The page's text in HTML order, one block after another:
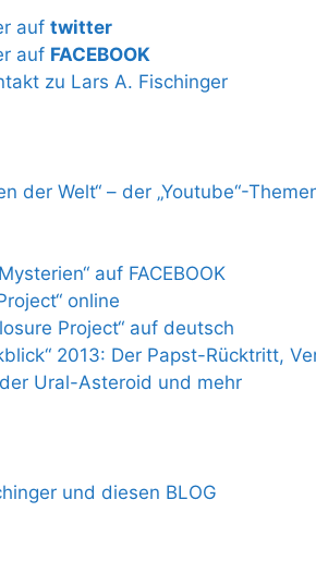
auf twitter
auf FACEBOOK
zu Lars A. Fischinger
der Welt“ – der „Youtube“-
auf FACEBOOK
online
Project“ auf deutsch
2013: Der Papst-Rücktritt,
Ural-Asteroid und mehr
und diesen BLOG